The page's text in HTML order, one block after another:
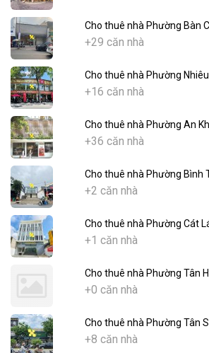
Cho thuê nhà Phường Bàn
+29 căn nhà
Cho thuê nhà Phường
+16 căn nhà
Cho thuê nhà Phường An
+36 căn nhà
Cho thuê nhà Phường Bình
+2 căn nhà
Cho thuê nhà Phường Cát
+1 căn nhà
Cho thuê nhà Phường Tân
+0 căn nhà
Cho thuê nhà Phường Tân
+8 căn nhà